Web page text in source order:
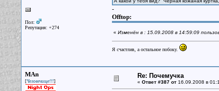
Пол:
Репутация: +274
-
Offtop:
« Изменён в : 15.09.2008 в 14:59:09
Я счастлив, а остальное побоку.
MAn
[Человечище!!!]
Re: Почемучка
« Ответ #387 от16.09.2008 в